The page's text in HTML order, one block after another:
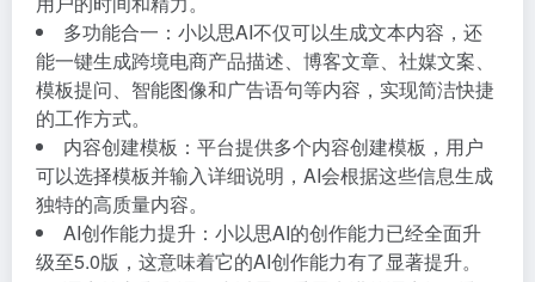
多功能合一：小以思AI不仅可以生成文本内容，还
能一键生成跨境电商产品描述、博客文章、社媒文案、
模板提问、智能图像和广告语句等内容，实现简洁快捷
的工作方式。
内容创建模板：平台提供多个内容创建模板，用户
可以选择模板并输入详细说明，AI会根据这些信息生成
独特的高质量内容。
AI创作能力提升：小以思AI的创作能力已经全面升
级至5.0版，这意味着它的AI创作能力有了显著提升。